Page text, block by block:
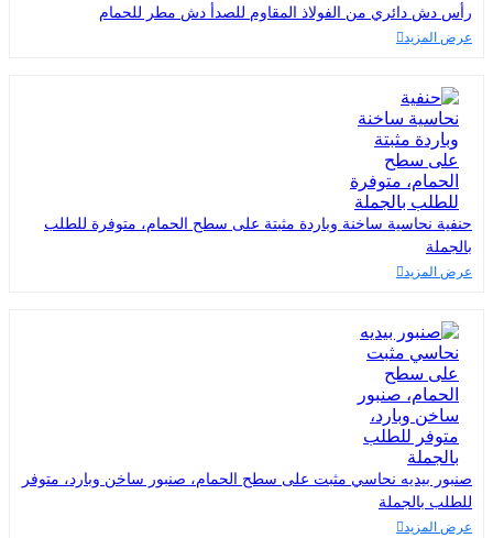
رأس دش دائري من الفولاذ المقاوم للصدأ دش مطر للحمام
عرض المزيد
حنفية نحاسية ساخنة وباردة مثبتة على سطح الحمام، متوفرة للطلب
بالجملة
عرض المزيد
صنبور بيديه نحاسي مثبت على سطح الحمام، صنبور ساخن وبارد، متوفر
للطلب بالجملة
عرض المزيد